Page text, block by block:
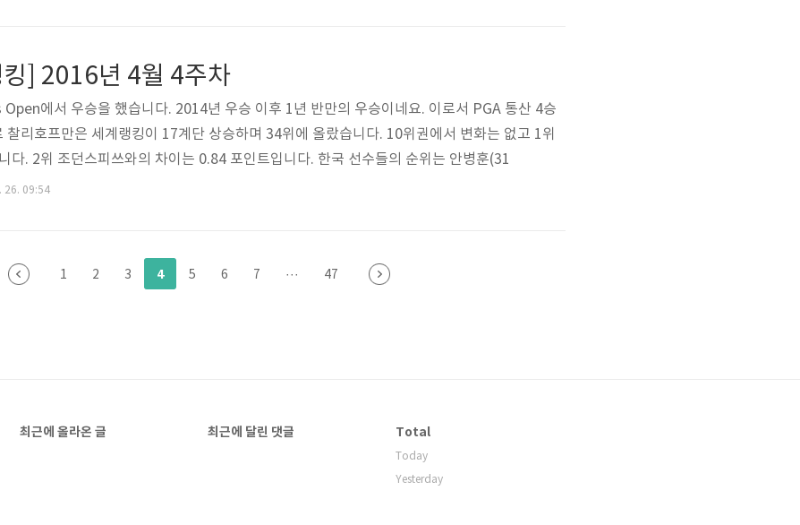
킹] 2016년 4월 4주차
에서 우승을 했습니다. 2014년 우승 이후 1년 반만의 우승이네요. 이로서 PGA 통산 4승
찰리호프만은 세계랭킹이 17계단 상승하며 34위에 올랐습니다. 10위권에서 변화는 없고 1위
다. 2위 조던스피쓰와의 차이는 0.84 포인트입니다. 한국 선수들의 순위는 안병훈(31
26. 09:54
1 2 3 4 5 6 7 ··· 47
최근에 올라온 글 최근에 달린 댓글 Total
Today
Yesterday